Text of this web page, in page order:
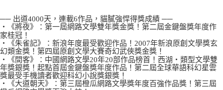
── 出道4000天，連載6作品，貓膩強悍得獎成績 ──
‧《將夜》：第一屆網路文學雙年獎金獎！第二屆金鍵盤獎年度作
家桂冠！
‧《朱雀記》：新浪年度最受歡迎作品！2007年新浪原創文學獎玄
幻類金獎！第四屆原創文學大賽奇幻武俠獎金獎！
‧《間客》：中國網路文學20年20部作品榜首！西湖‧類型文學雙
年獎銀獎！起點首屆金鍵盤獎年度作品！第二屆全球華語科幻星雲
獎最受手機讀者歡迎科幻小說獎銀獎！
‧《大道朝天》：第三屆橙瓜網路文學獎年度百強作品獎！第三屆